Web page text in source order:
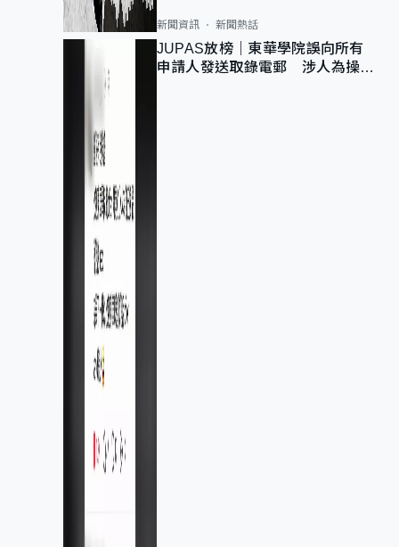
新聞資訊 新聞熱話
JUPAS放榜｜東華學院誤向所有
申請人發送取錄電郵 涉人為操作